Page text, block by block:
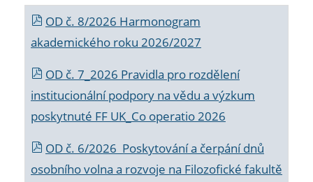
OD č. 8/2026 Harmonogram
akademického roku 2026/2027
OD č. 7_2026 Pravidla pro rozdělení
institucionální podpory na vědu a výzkum
poskytnuté FF UK_Co operatio 2026
OD č. 6/2026 Poskytování a čerpání dnů
osobního volna a rozvoje na Filozofické fakultě